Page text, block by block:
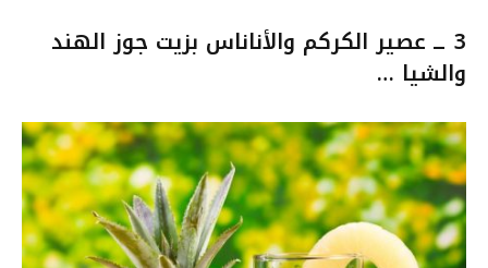
3 ــ عصير الكركم والأناناس بزيت جوز الهند
والشيا …